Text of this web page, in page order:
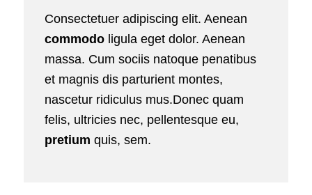
Consectetuer adipiscing elit. Aenean
commodoligula eget dolor. Aenean
massa. Cum sociis natoque penatibus
et magnis dis parturient montes,
nascetur ridiculus mus.Donec quam
felis, ultricies nec, pellentesque eu,
pretium quis, sem.